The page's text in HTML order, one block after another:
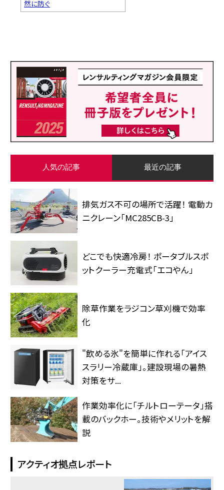
然に防ぐ
人気の記事 最近の記事
排気ガス不可の場所で活躍！ 電動カ
ニクレーン「MC285CB-3」
どこでも快適冷房！ ポータブルスポ
ットクーラー充電式「エコやん」
除草作業をラジコン草刈機で効率
化
"飲める氷"を簡単に作れる「アイス
スラリー冷蔵庫」。建設現場の暑熱
対策をサ...
作業効率化に「チルトローテータ」搭
載のバックホー。技術やメリットを解
説
アクティオ拠点レポート